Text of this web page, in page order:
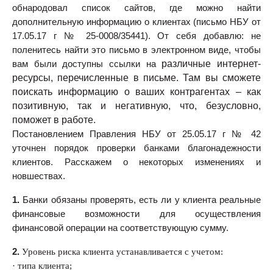
обнародовал список сайтов, где можно найти
дополнительную информацию о клиентах (письмо НБУ от
17.05.17 г № 25-0008/35441). От себя добавлю: не
поленитесь найти это письмо в электронном виде, чтобы
вам были доступны ссылки наразличные интернет-
ресурсы, перечисленные в письме. Там вы сможете
поискать информацию о ваших контрагентах – как
позитивную, так и негативную, что, безусловно,
поможет в работе.
Постановлением Правления НБУ от 25.05.17 г № 42
уточнен порядок проверки банками благонадежности
клиентов. Расскажем о некоторых изменениях и
новшествах.
1. Банки обязаны проверять, есть ли у клиента реальные
финансовые возможности для осуществления
финансовой операции на соответствующую сумму.
2. Уровень риска клиента устанавливается с учетом:
· типа клиента;